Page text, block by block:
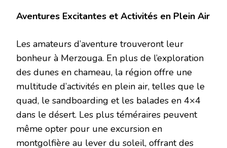
Aventures Excitantes et Activités en Plein Air
Les amateurs d’aventure trouveront leur
bonheur à Merzouga. En plus de l’exploration
des dunes en chameau, la région offre une
multitude d’activités en plein air, telles que le
quad, le sandboarding et les balades en 4×4
dans le désert. Les plus téméraires peuvent
même opter pour une excursion en
montgolfière au lever du soleil, offrant des